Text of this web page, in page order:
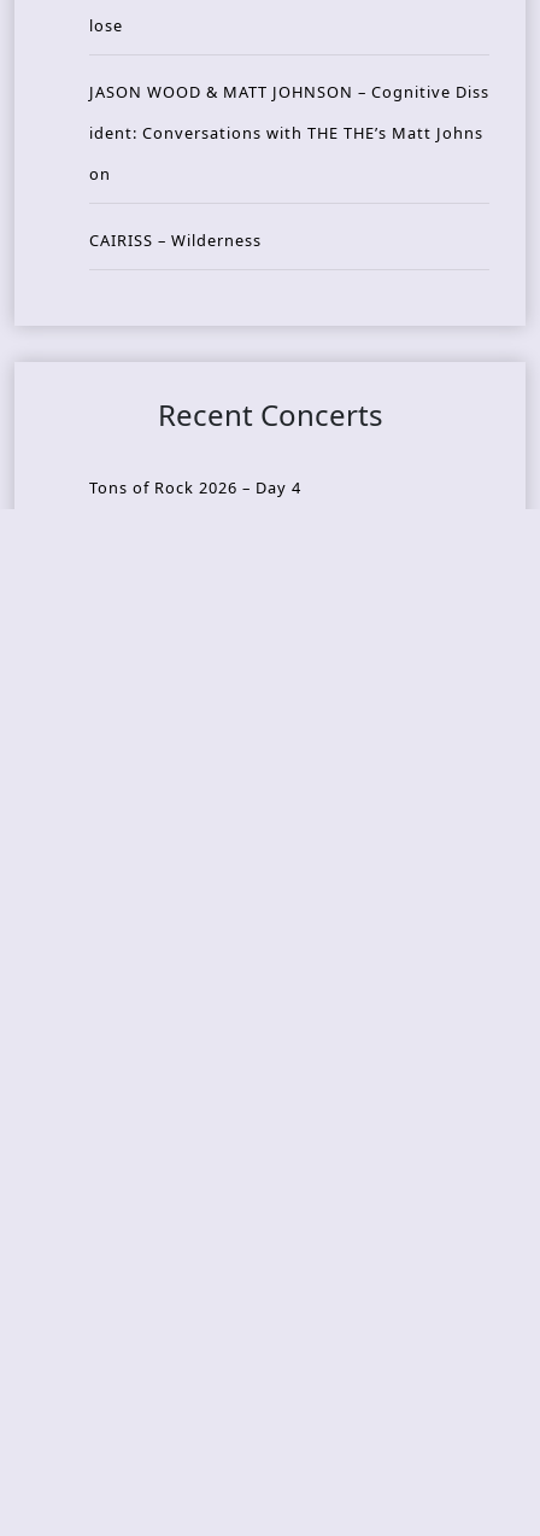
lose
JASON WOOD & MATT JOHNSON – Cognitive Diss
ident: Conversations with THE THE’s Matt Johns
on
CAIRISS – Wilderness
Recent Concerts
Tons of Rock 2026 – Day 4